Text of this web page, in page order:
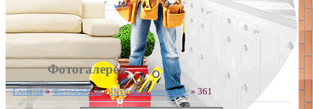
Фотогалерея
Главная»Фотоальбом»Шторы в интерьере » 361